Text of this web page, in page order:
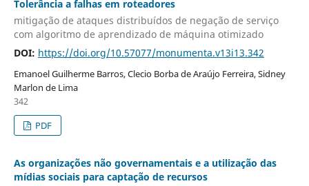
Tolerância a falhas em roteadores
mitigação de ataques distribuídos de negação de serviço
com algoritmo de aprendizado de máquina otimizado
DOI: https://doi.org/10.57077/monumenta.v13i13.342
Emanoel Guilherme Barros, Clecio Borba de Araújo Ferreira, Sidney
Marlon de Lima
342
PDF
As organizações não governamentais e a utilização das
mídias sociais para captação de recursos